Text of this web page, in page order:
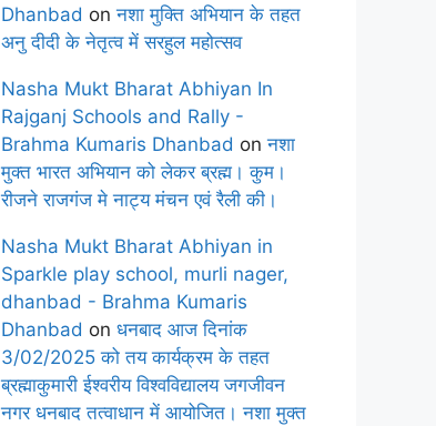
Dhanbad onनशा मुक्ति अभियान के तहत
अनु दीदी के नेतृत्व में सरहुल महोत्सव
Nasha Mukt Bharat Abhiyan In
Rajganj Schools and Rally -
Brahma Kumaris Dhanbad onनशा
मुक्त भारत अभियान को लेकर ब्रह्म। कुम।
रीजने राजगंज मे नाट्य मंचन एवं रैली की।
Nasha Mukt Bharat Abhiyan in
Sparkle play school, murli nager,
dhanbad - Brahma Kumaris
Dhanbad on धनबाद आज दिनांक
3/02/2025 को तय कार्यक्रम के तहत
ब्रह्माकुमारी ईश्वरीय विश्वविद्यालय जगजीवन
नगर धनबाद तत्वाधान में आयोजित। नशा मुक्त